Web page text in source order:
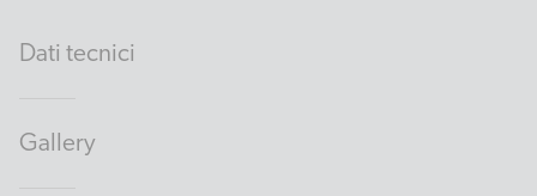
Dati tecnici
Gallery